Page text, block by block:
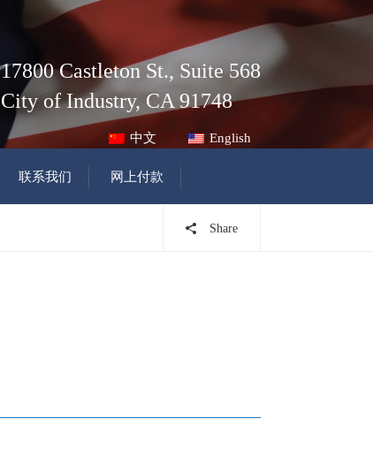
17800 Castleton St., Suite 568
City of Industry, CA 91748
中文 English
联系我们 网上付款
Share